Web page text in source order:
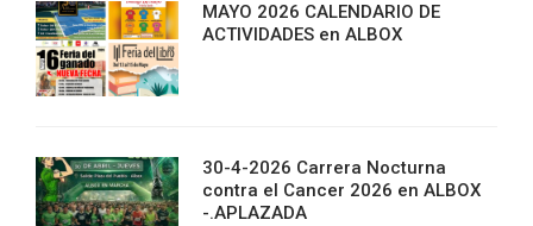
MAYO 2026 CALENDARIO DE
ACTIVIDADES en ALBOX
30-4-2026 Carrera Nocturna
contra el Cancer 2026 en ALBOX
-.APLAZADA